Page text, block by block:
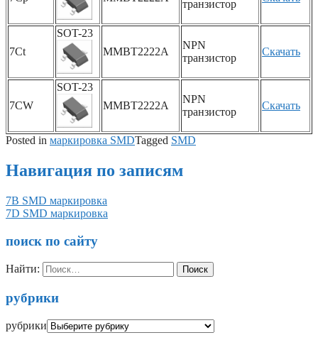
транзистор
7Ct
SOT-23
MMBT2222A
NPN
транзистор
Скачать
7CW
SOT-23
MMBT2222A
NPN
транзистор
Скачать
Posted in маркировка SMDTagged SMD
Навигация по записям
7B SMD маркировка
7D SMD маркировка
поиск по сайту
Найти:
рубрики
рубрики